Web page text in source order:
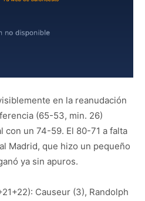
en la reanudación
(65-53, min. 26)
con un 74-59. El 80-71 a falta
Madrid, que hizo un pequeño
ya sin apuros.
Causeur (3), Randolph